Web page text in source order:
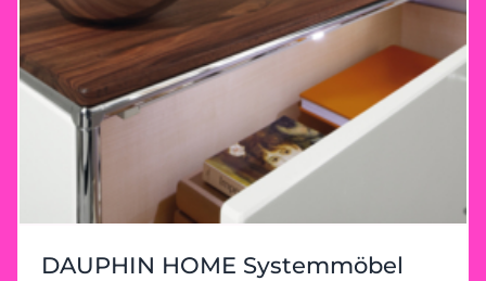
DAUPHIN HOME Systemmöbel